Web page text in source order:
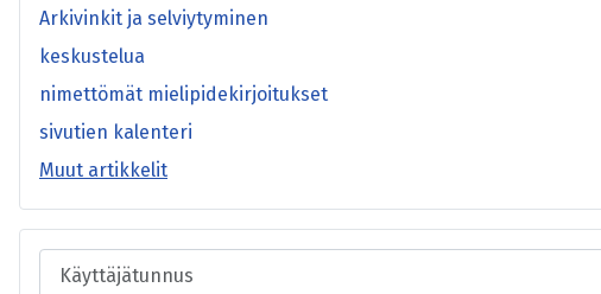
Arkivinkit ja selviytyminen
keskustelua
nimettömät mielipidekirjoitukset
sivutien kalenteri
Muut artikkelit
Käyttäjätunnus